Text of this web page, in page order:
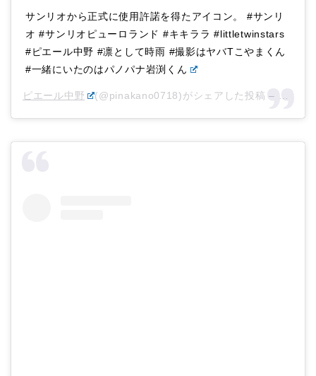
サンリオから正式に使用許諾を得たアイコン。 #サンリ
オ #サンリオピューロランド #キキララ #littletwinstars
#ピエール中野 #凛として時雨 #撮影はヤバTこやまくん
#一緒にいたのはパノパナ岩渕くん
ピエール中野 (@pinakano0718)がシェアした投稿 –